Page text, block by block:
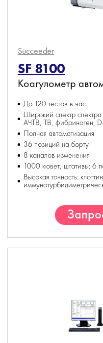
Succeeder
SF 8100
Коагулометр
До 120 тестов в час
Широкий спектр спектра
АЧТВ, ТВ, фибриноген,
Полная автоматизация
36 позиций на борту
8 каналов изменения
1000 кювет, штативы: 6
Высокая точность: